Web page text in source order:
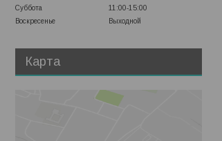
Суббота
11:00-15:00
Воскресенье
Выходной
Карта